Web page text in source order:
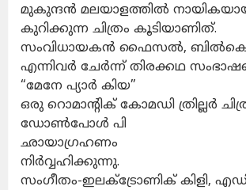
മുകുന്ദൻ മലയാളത്തിൽ
കുറിക്കുന്ന ചിത്രം കൂടിയാണിത്.
സംവിധായകൻ ഫൈസൽ,
എന്നിവർ ചേർന്ന് തിരക്കഥ
“മേനേ പ്യാർ കിയ”
ഒരു റൊമാന്റിക് കോമഡി ത്രില്ലർ
ഡോൺപോൾ പി
ഛായാഗ്രഹണം
നിർവ്വഹിക്കുന്നു.
സംഗീതം-ഇലക്ട്രോണിക് കിളി,